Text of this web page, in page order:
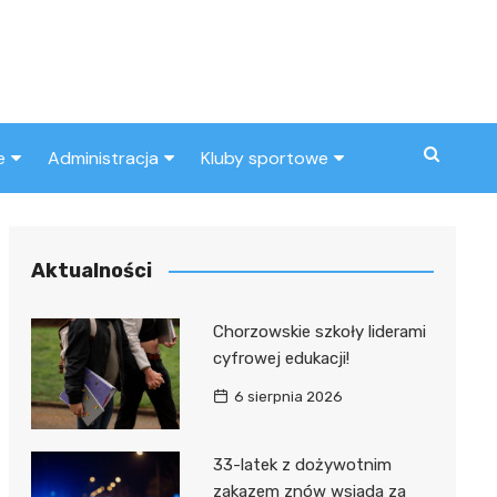
Administracja
Urząd miasta
Kluby sportowe
Aktualności
Chorzowskie szkoły liderami
cyfrowej edukacji!
6 sierpnia 2026
33-latek z dożywotnim
zakazem znów wsiada za